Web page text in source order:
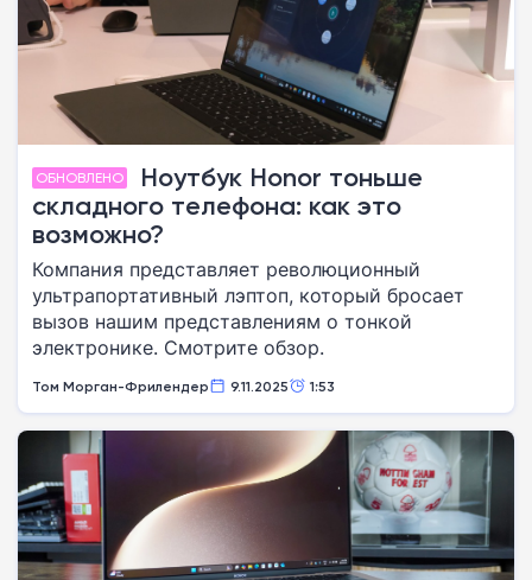
ОБНОВЛЕНО
Ноутбук Honor тоньше
складного телефона: как это
возможно?
Компания представляет революционный
ультрапортативный лэптоп, который бросает
вызов нашим представлениям о тонкой
электронике. Смотрите обзор.
Том Морган-Фрилендер 9.11.2025 1:53